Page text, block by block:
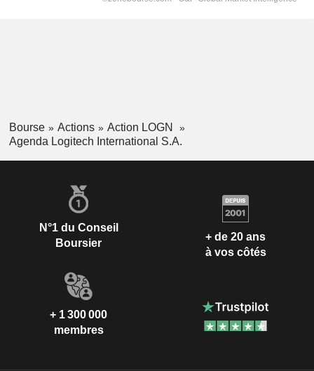
Bourse Actions
Action LOGN
Agenda Logitech International S.A.
N°1 du Conseil
Boursier
+ de 20 ans
à vos côtés
+ 1 300 000
membres